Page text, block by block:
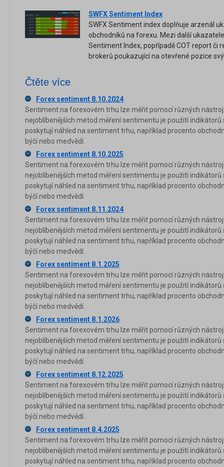
SWFX Sentiment Index
SWFX Sentiment index doplňuje arzenál
obchodníků na forexu. Mezi další
Sentiment Index, popřípadě COT report či
brokerů poukazující na otevřené pozice
Čtěte více
Forex sentiment 8.10.2024
Sentiment na forexovém trhu lze měřit pomocí různých
nejoblíbenějších metod měření sentimentu je použití
poskytují náhled na sentiment trhu, například procento
býčí nebo medvědí.
Forex sentiment 8.10.2025
Sentiment na forexovém trhu lze měřit pomocí různých
nejoblíbenějších metod měření sentimentu je použití
poskytují náhled na sentiment trhu, například procento
býčí nebo medvědí.
Forex sentiment 8.11.2024
Sentiment na forexovém trhu lze měřit pomocí různých
nejoblíbenějších metod měření sentimentu je použití
poskytují náhled na sentiment trhu, například procento
býčí nebo medvědí.
Forex sentiment 8.1.2025
Sentiment na forexovém trhu lze měřit pomocí různých
nejoblíbenějších metod měření sentimentu je použití
poskytují náhled na sentiment trhu, například procento
býčí nebo medvědí.
Forex sentiment 8.1.2026
Sentiment na forexovém trhu lze měřit pomocí různých
nejoblíbenějších metod měření sentimentu je použití
poskytují náhled na sentiment trhu, například procento
býčí nebo medvědí.
Forex sentiment 8.12.2025
Sentiment na forexovém trhu lze měřit pomocí různých
nejoblíbenějších metod měření sentimentu je použití
poskytují náhled na sentiment trhu, například procento
býčí nebo medvědí.
Forex sentiment 8.4.2025
Sentiment na forexovém trhu lze měřit pomocí různých
nejoblíbenějších metod měření sentimentu je použití
poskytují náhled na sentiment trhu, například procento